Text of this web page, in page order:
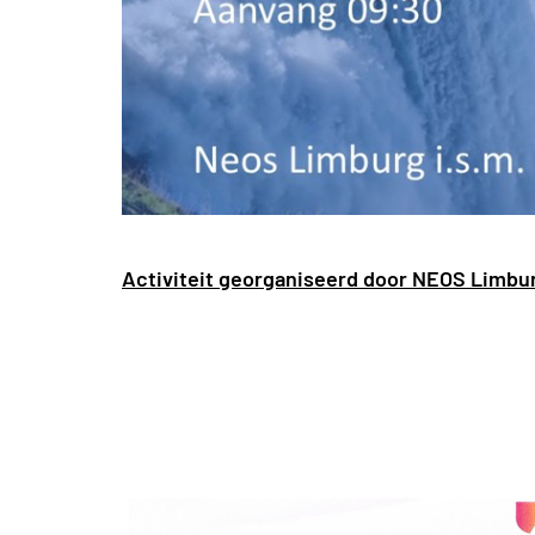
Activiteit georganiseerd door NEOS